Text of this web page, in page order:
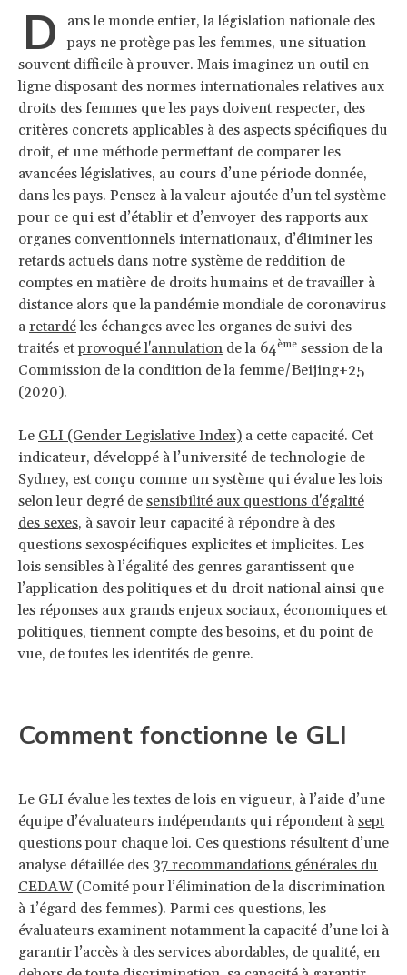
D
ans le monde entier, la législation nationale des
pays ne protège pas les femmes, une situation
souvent difficile à prouver. Mais imaginez un outil en
ligne disposant des normes internationales relatives aux
droits des femmes que les pays doivent respecter, des
critères concrets applicables à des aspects spécifiques du
droit, et une méthode permettant de comparer les
avancées législatives, au cours d’une période donnée,
dans les pays. Pensez à la valeur ajoutée d’un tel système
pour ce qui est d’établir et d’envoyer des rapports aux
organes conventionnels internationaux, d’éliminer les
retards actuels dans notre système de reddition de
comptes en matière de droits humains et de travailler à
distance alors que la pandémie mondiale de coronavirus
a retardéles échanges avec les organes de suivi des
traités etprovoqué l'annulation de la 64ème session de la
Commission de la condition de la femme/Beijing+25
(2020).
Le GLI (Gender Legislative Index) a cette capacité. Cet
indicateur, développé à l’université de technologie de
Sydney, est conçu comme un système qui évalue les lois
selon leur degré de sensibilité aux questions d'égalité
des sexes, à savoir leur capacité à répondre à des
questions sexospécifiques explicites et implicites. Les
lois sensibles à l’égalité des genres garantissent que
l’application des politiques et du droit national ainsi que
les réponses aux grands enjeux sociaux, économiques et
politiques, tiennent compte des besoins, et du point de
vue, de toutes les identités de genre.
Comment fonctionne le GLI
Le GLI évalue les textes de lois en vigueur, à l’aide d’une
équipe d’évaluateurs indépendants qui répondent à sept
questionspour chaque loi. Ces questions résultent d’une
analyse détaillée des 37 recommandations générales du
CEDAW(Comité pour l’élimination de la discrimination
à 1’égard des femmes). Parmi ces questions, les
évaluateurs examinent notamment la capacité d’une loi à
garantir l’accès à des services abordables, de qualité, en